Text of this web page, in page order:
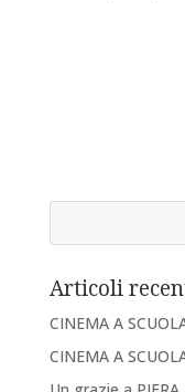
Articoli
CINEMA A
CINEMA A